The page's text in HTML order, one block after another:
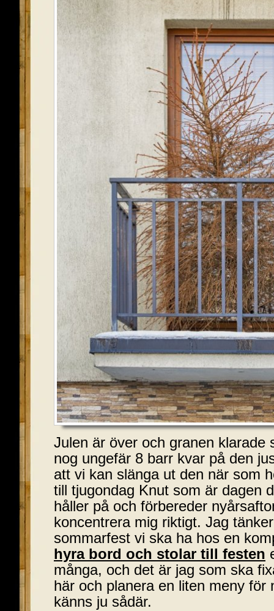
Julen är över och granen klarade
nog ungefär 8 barr kvar på den
att vi kan slänga ut den när som
till tjugondag Knut som är dagen
håller på och förbereder
koncentrera mig riktigt. Jag
sommarfest vi ska ha hos en
hyra bord och stolar till festen
många, och det är jag som ska
här och planera en liten meny för
känns ju sådär.